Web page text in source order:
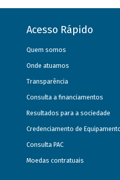
Acesso Rápido
Quem somos
Onde atuamos
Transparência
Consulta a financiamentos
Resultados para a sociedade
Credenciamento de
Consulta PAC
Moedas contratuais